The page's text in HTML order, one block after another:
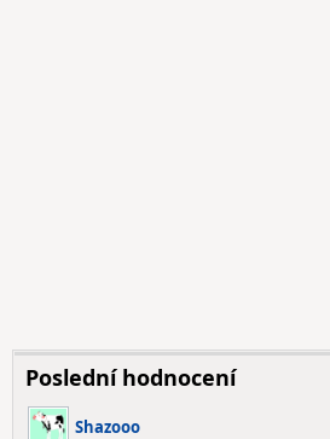
Poslední hodnocení
Shazooo